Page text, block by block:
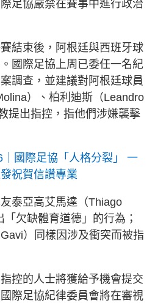
足協嚴禁在賽事中進行政治
結束後，阿根廷與西班牙球
國際足協上周已委任一名紀
調查，並建議對阿根廷球員
）、柏利迪斯（Leandro
提出指控，指他們涉嫌襲擊
｜國際足協「人格分裂」 一
祝賀信讚專業
泰亞高艾馬達（Thiago
欠缺體育道德」的行為；
）同樣因涉及衝突而被指
控的人士將獲給予機會提交
際足協紀律委員會將在審視